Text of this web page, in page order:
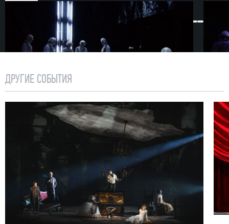
ДРУГИЕ СОБЫТИЯ